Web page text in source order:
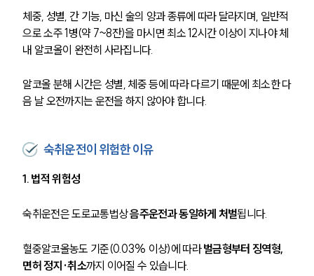
체중, 성별, 간 기능, 마신 술의 양과 종류에 따라 달라지며, 일반적
으로 소주 1병(약 7~8잔)을 마시면 최소 12시간 이상이 지나야 체
내 알코올이 완전히 사라집니다.
알코올 분해 시간은 성별, 체중 등에 따라 다르기 때문에 최소한 다
음 날 오전까지는 운전을 하지 않아야 합니다.
숙취운전이 위험한 이유
1. 법적 위험성
숙취운전은 도로교통법상 음주운전과 동일하게 처벌됩니다.
혈중알코올농도 기준(0.03% 이상)에 따라 벌금형부터 징역형,
면허 정지·취소까지 이어질 수 있습니다.